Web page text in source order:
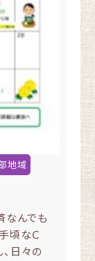
地域
なんでも
頃なＣ
日々の